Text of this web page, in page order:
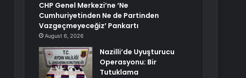
CHP Genel Merkezi’ne ‘Ne
Cumhuriyetinden Ne de Partinden
Vazgeçmeyeceğiz’ Pankartı
August 6, 2026
Nazilli’de Uyuşturucu
Operasyonu: Bir
Tutuklama